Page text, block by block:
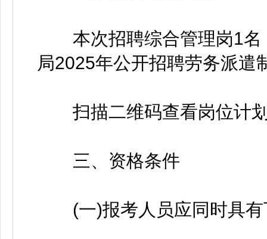
本次招聘综合管理岗1名
局2025年公开招聘劳务派遣
扫描二维码查看岗位计
三、资格条件
(一)报考人员应同时具有